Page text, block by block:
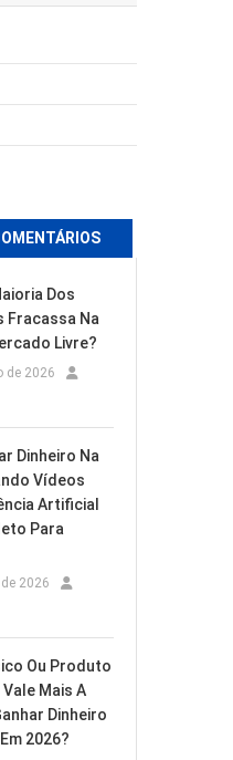
Dos
Fracassa Na
Livre?
de 2026
Dinheiro Na
Vídeos
Artificial
Para
2026
Ou Produto
Mais A
Dinheiro
2026?